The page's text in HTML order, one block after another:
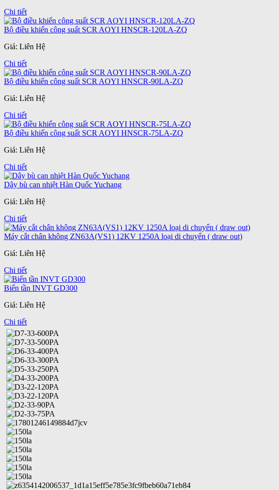
Chi tiết
Bộ điều khiến công suất SCR AOYI HNSCR-120LA-ZQ
Giá: Liên Hệ
Chi tiết
Bộ điều khiến công suất SCR AOYI HNSCR-90LA-ZQ
Giá: Liên Hệ
Chi tiết
Bộ điều khiến công suất SCR AOYI HNSCR-75LA-ZQ
Giá: Liên Hệ
Chi tiết
Dây bù can nhiệt Hàn Quốc Yuchang
Giá: Liên Hệ
Chi tiết
Máy cắt chân không ZN63A(VS1) 12KV 1250A loại di chuyển ( draw out)
Giá: Liên Hệ
Chi tiết
Biến tần INVT GD300
Giá: Liên Hệ
Chi tiết